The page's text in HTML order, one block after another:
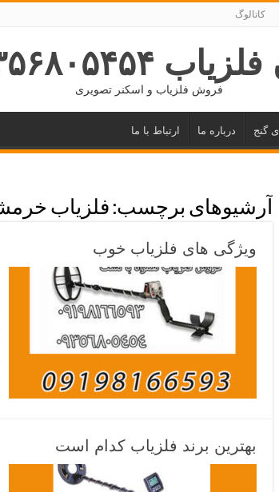
کاتالوگ
۰۹۳۵۶۸۰۵۴۵۴
فروش فلزیاب و اسکنر تصویری
گنج درباره ما ارتباط با ما
آرشیوهای برچسب: فلزیاب
ویژگی های فلزیاب خوب
بهترین برند فلزیاب کدام است